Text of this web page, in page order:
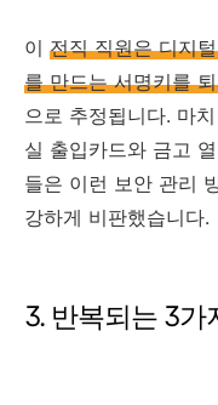
이 전직 직원은 디지
를 만드는 서명키를
으로 추정됩니다. 마
실 출입카드와 금고
들은 이런 보안 관리
강하게 비판했습니다.
3. 반복되는 3가